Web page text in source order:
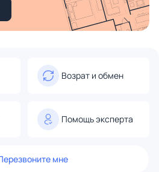
Возрат и обмен
Помощь эксперта
мне